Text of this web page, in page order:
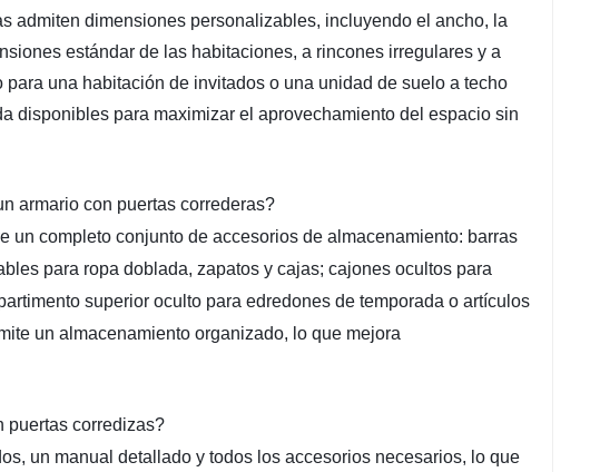
admiten dimensiones personalizables, incluyendo el ancho, la
estándar de las habitaciones, a rincones irregulares y a
una habitación de invitados o una unidad de suelo a techo
disponibles para maximizar el aprovechamiento del espacio sin
armario con puertas correderas?
un completo conjunto de accesorios de almacenamiento: barras
para ropa doblada, zapatos y cajas; cajones ocultos para
superior oculto para edredones de temporada o artículos
un almacenamiento organizado, lo que mejora
puertas corredizas?
un manual detallado y todos los accesorios necesarios, lo que